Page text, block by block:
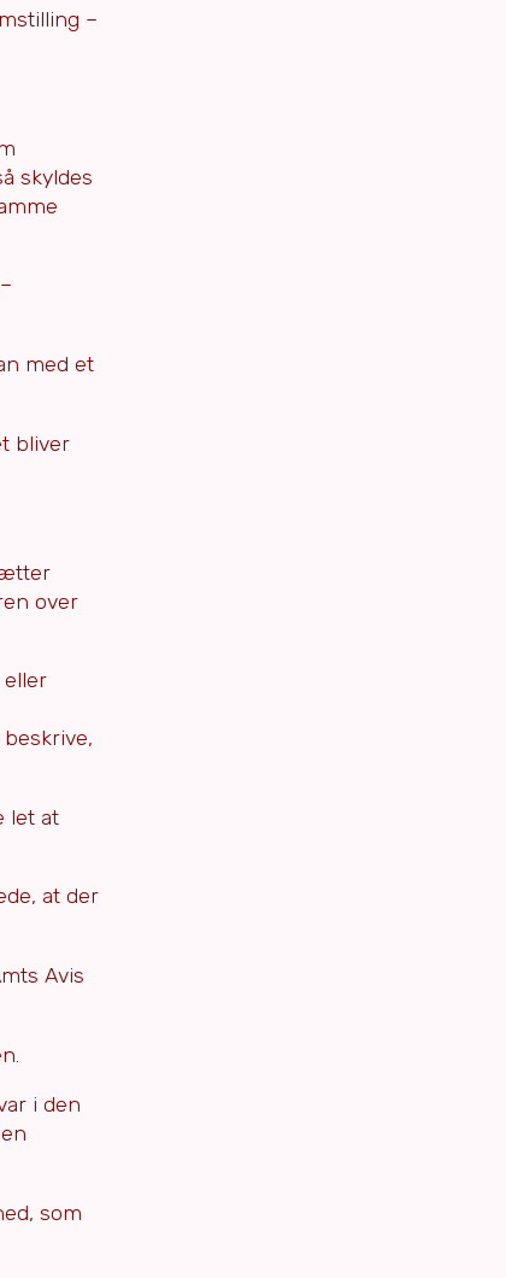
–
skyldes
med et
bliver
over
eller
let at
at der
Avis
i den
som